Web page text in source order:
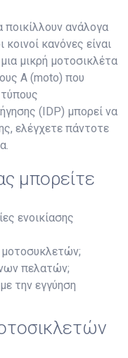
ανάλογα
κοινοί κανόνες είναι
μικρή μοτοσικλέτα
A (moto) που
(IDP) μπορεί να
ελέγχετε πάντοτε
μπορείτε
ενοικίασης
μοτοσυκλετών;
πελατών;
την εγγύηση